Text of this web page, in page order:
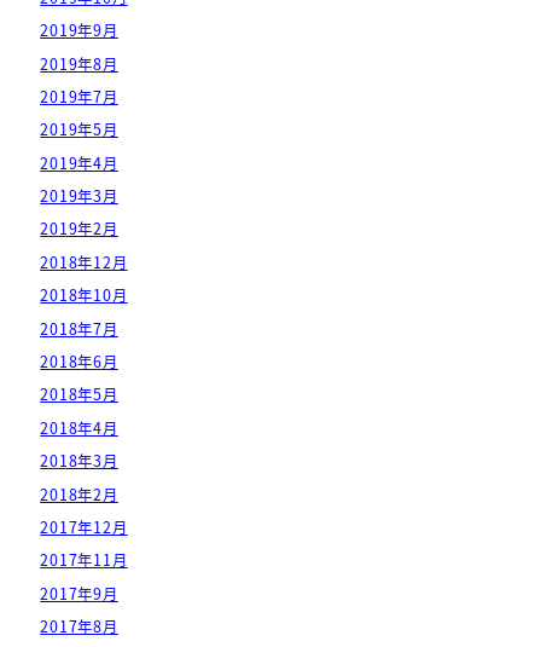
2019年9月
2019年8月
2019年7月
2019年5月
2019年4月
2019年3月
2019年2月
2018年12月
2018年10月
2018年7月
2018年6月
2018年5月
2018年4月
2018年3月
2018年2月
2017年12月
2017年11月
2017年9月
2017年8月